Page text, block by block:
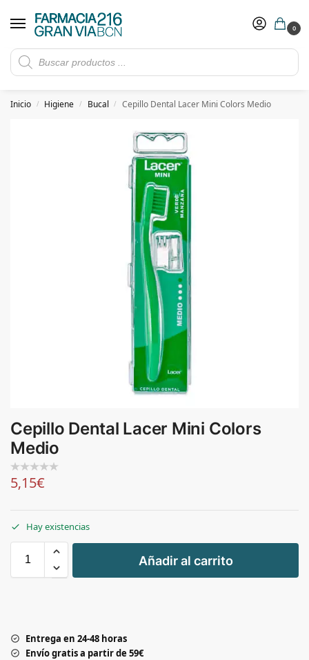
0
Rebajas de verano hasta -30%
​ 5€ de descuento con el cupón 5GRANVIA (compras superiores a 150€)
Inicio / Higiene / Bucal / Cepillo Dental Lacer Mini Colors Medio
Cepillo Dental Lacer Mini Colors
Medio
5,15€
Hay existencias
+
-
Añadir al carrito
Entrega en 24-48 horas
Envío gratis a partir de 59€